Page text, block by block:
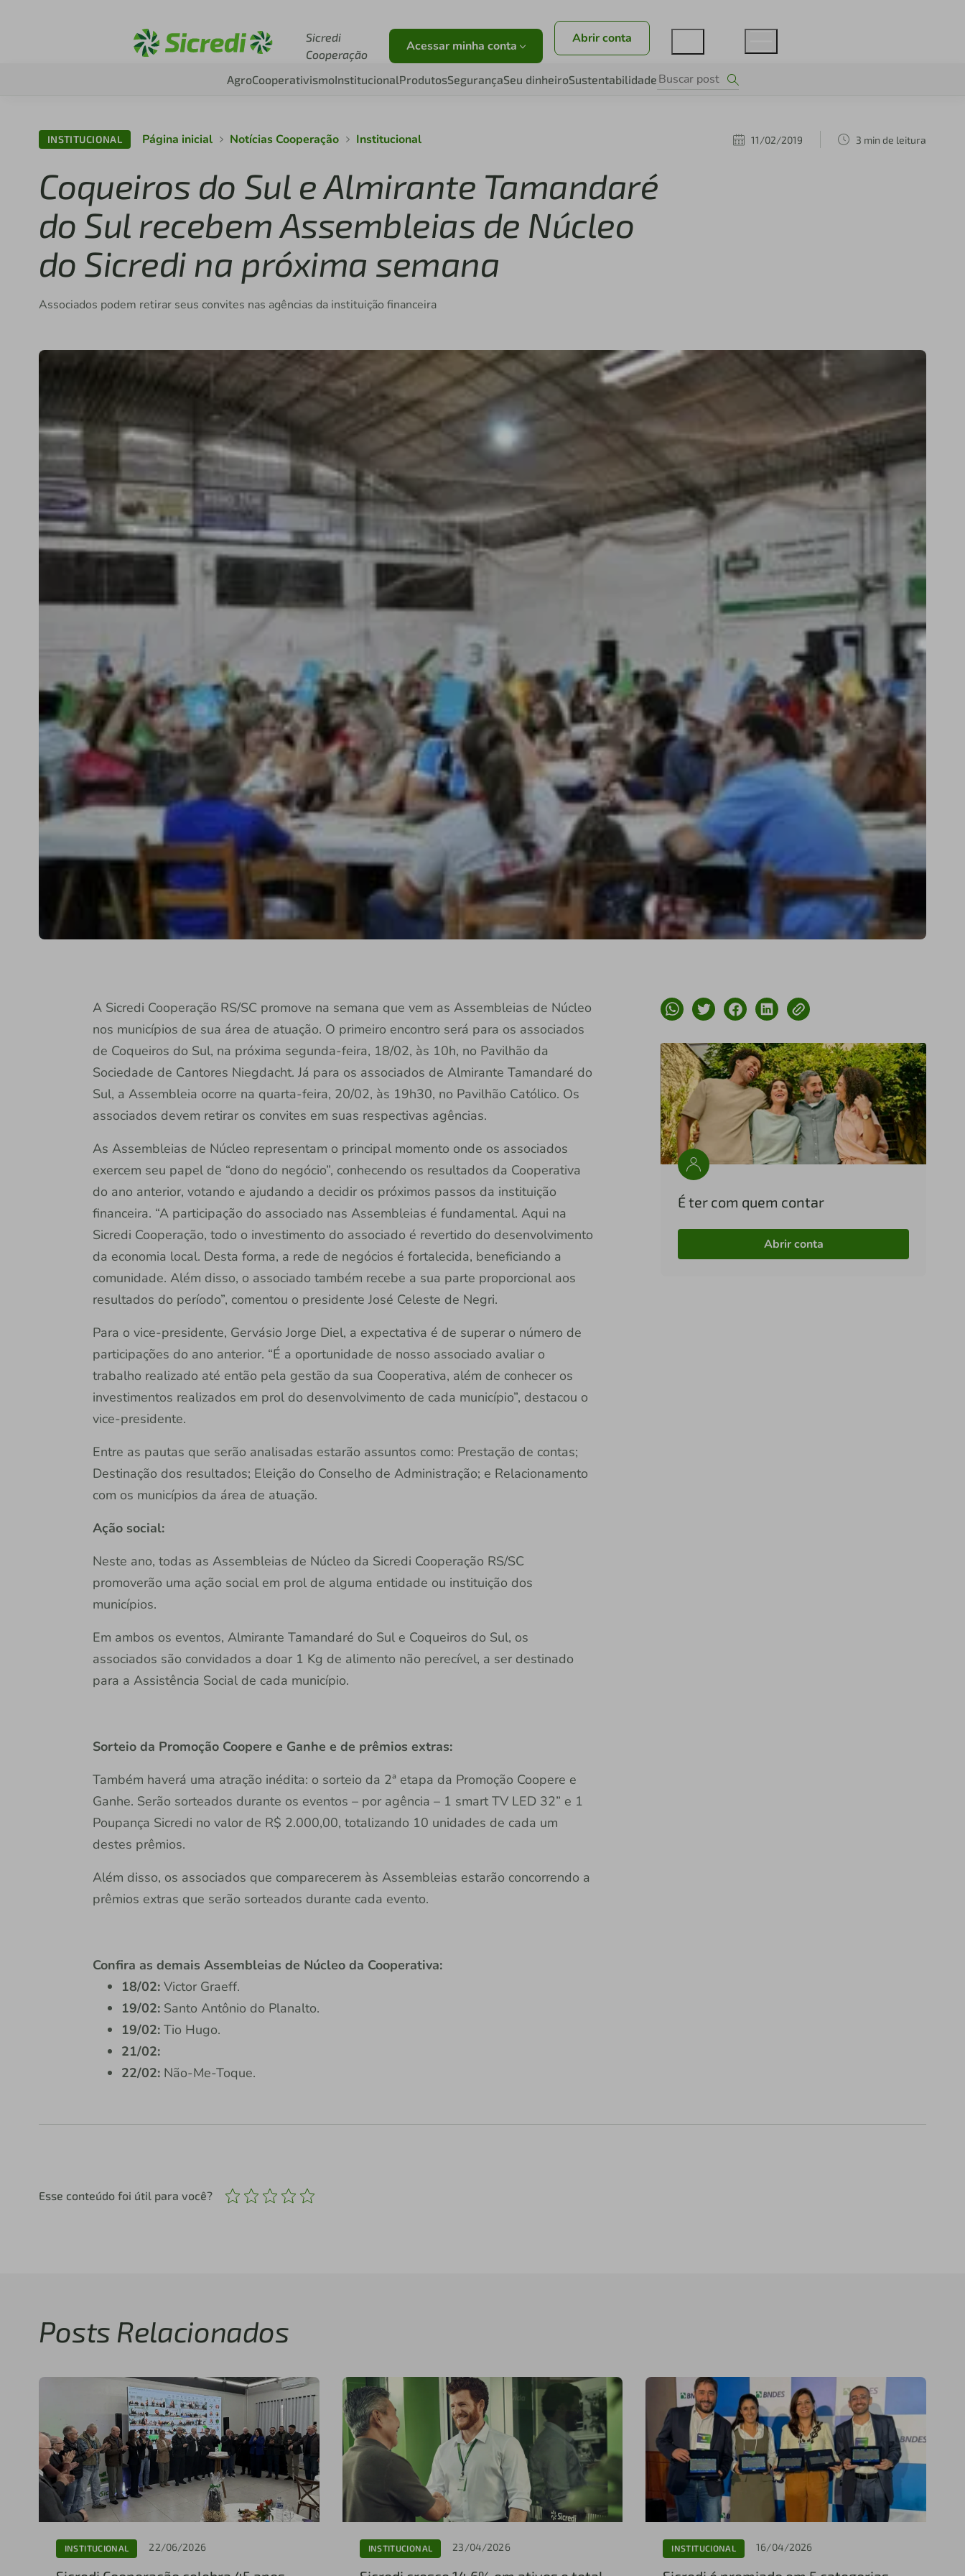
Sicredi
Cooperação
Acessar minha conta Abrir conta
AgroCooperativismoInstitucionalProdutosSegurançaSeu dinheiroSustentabilidade
INSTITUCIONAL Página inicial Notícias Cooperação Institucional 11/02/2019 3 min de leitura
Coqueiros do Sul e Almirante Tamandaré
do Sul recebem Assembleias de Núcleo
do Sicredi na próxima semana
Associados podem retirar seus convites nas agências da instituição financeira
A Sicredi Cooperação RS/SC promove na semana que vem as Assembleias de Núcleo
nos municípios de sua área de atuação. O primeiro encontro será para os associados
de Coqueiros do Sul, na próxima segunda-feira, 18/02, às 10h, no Pavilhão da
Sociedade de Cantores Niegdacht. Já para os associados de Almirante Tamandaré do
Sul, a Assembleia ocorre na quarta-feira, 20/02, às 19h30, no Pavilhão Católico. Os
associados devem retirar os convites em suas respectivas agências.
As Assembleias de Núcleo representam o principal momento onde os associados
exercem seu papel de “dono do negócio”, conhecendo os resultados da Cooperativa
do ano anterior, votando e ajudando a decidir os próximos passos da instituição
financeira. “A participação do associado nas Assembleias é fundamental. Aqui na
Sicredi Cooperação, todo o investimento do associado é revertido do desenvolvimento
da economia local. Desta forma, a rede de negócios é fortalecida, beneficiando a
comunidade. Além disso, o associado também recebe a sua parte proporcional aos
resultados do período”, comentou o presidente José Celeste de Negri.
Para o vice-presidente, Gervásio Jorge Diel, a expectativa é de superar o número de
participações do ano anterior. “É a oportunidade de nosso associado avaliar o
trabalho realizado até então pela gestão da sua Cooperativa, além de conhecer os
investimentos realizados em prol do desenvolvimento de cada município”, destacou o
vice-presidente.
Entre as pautas que serão analisadas estarão assuntos como: Prestação de contas;
Destinação dos resultados; Eleição do Conselho de Administração; e Relacionamento
com os municípios da área de atuação.
Ação social:
Neste ano, todas as Assembleias de Núcleo da Sicredi Cooperação RS/SC
promoverão uma ação social em prol de alguma entidade ou instituição dos
municípios.
Em ambos os eventos, Almirante Tamandaré do Sul e Coqueiros do Sul, os
associados são convidados a doar 1 Kg de alimento não perecível, a ser destinado
para a Assistência Social de cada município.
Sorteio da Promoção Coopere e Ganhe e de prêmios extras:
Também haverá uma atração inédita: o sorteio da 2ª etapa da Promoção Coopere e
Ganhe. Serão sorteados durante os eventos – por agência – 1 smart TV LED 32” e 1
Poupança Sicredi no valor de R$ 2.000,00, totalizando 10 unidades de cada um
destes prêmios.
Além disso, os associados que comparecerem às Assembleias estarão concorrendo a
prêmios extras que serão sorteados durante cada evento.
Confira as demais Assembleias de Núcleo da Cooperativa:
18/02: Victor Graeff.
19/02: Santo Antônio do Planalto.
19/02: Tio Hugo.
21/02:
22/02: Não-Me-Toque.
É ter com quem contar
Abrir conta
Esse conteúdo foi útil para você?
Posts Relacionados
INSTITUCIONAL 22/06/2026 INSTITUCIONAL 23/04/2026 INSTITUCIONAL 16/04/2026